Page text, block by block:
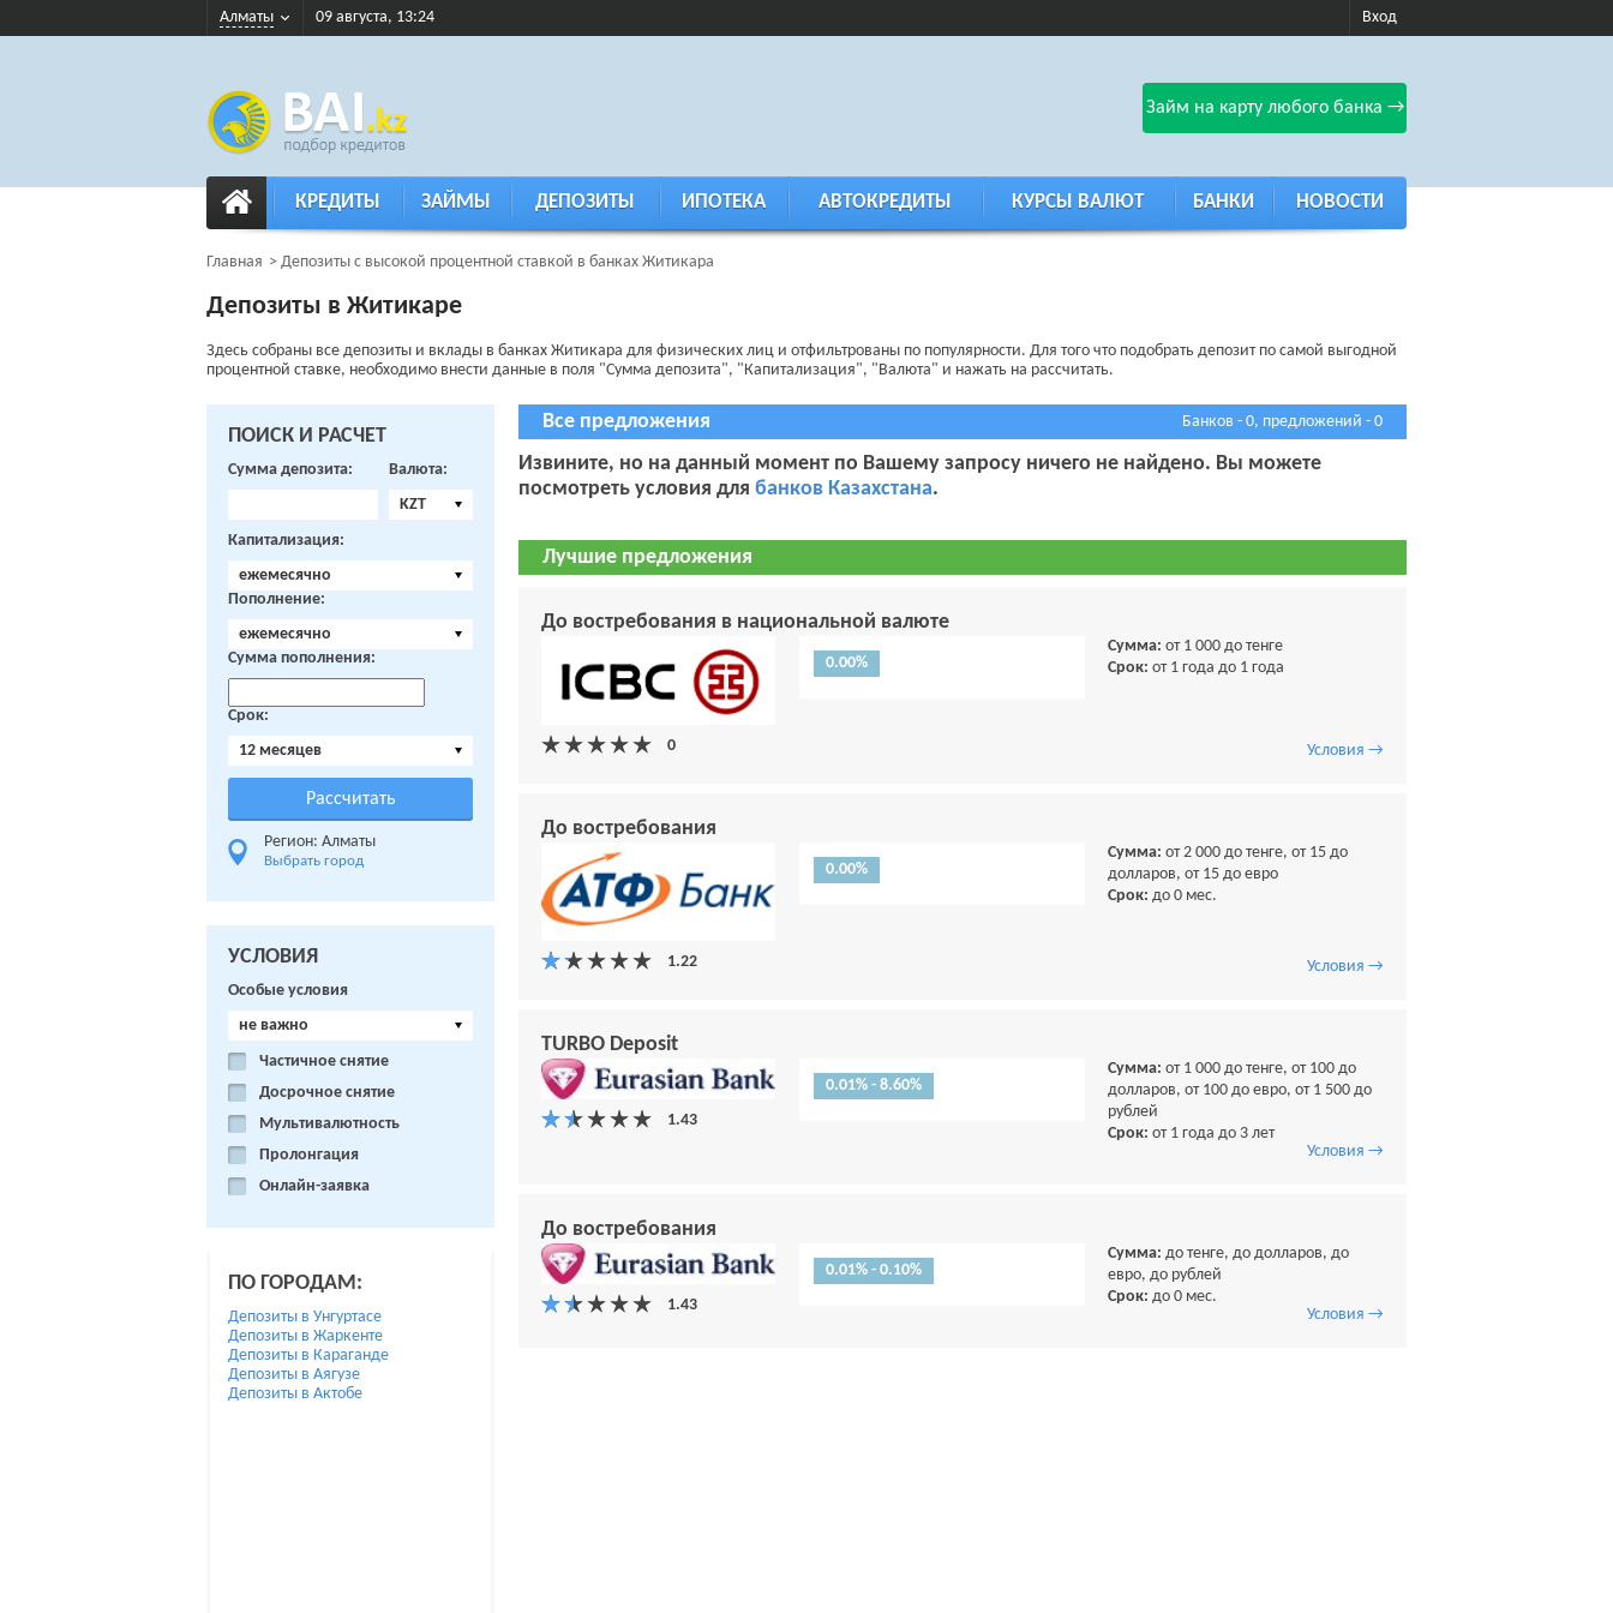
Алматы 09 августа, 13:24 Вход
Займ на карту любого банка →
КРЕДИТЫ ЗАЙМЫ ДЕПОЗИТЫ ИПОТЕКА АВТОКРЕДИТЫ КУРСЫ ВАЛЮТ БАНКИ НОВОСТИ
Главная Депозиты с высокой процентной ставкой в банках Житикара
Депозиты в Житикаре
Здесь собраны все депозиты и вклады в банках Житикара для физических лиц и отфильтрованы по популярности. Для того что подобрать депозит по самой выгодной
процентной ставке, необходимо внести данные в поля "Сумма депозита", "Капитализация", "Валюта" и нажать на рассчитать.
Все предложения Банков - 0, предложений - 0
Извините, но на данный момент по Вашему запросу ничего не найдено. Вы можете
посмотреть условия для банков Казахстана.
Лучшие предложения
До востребования в национальной валюте
0.00%
Сумма: от 1 000 до тенге
Срок: от 1 года до 1 года
Условия →
До востребования
0.00%
Сумма: от 2 000 до тенге, от 15 до
долларов, от 15 до евро
Срок: до 0 мес.
Условия →
TURBO Deposit
0.01% - 8.60%
Сумма: от 1 000 до тенге, от 100 до
долларов, от 100 до евро, от 1 500 до
рублей
Срок: от 1 года до 3 лет
Условия →
До востребования
0.01% - 0.10%
Сумма: до тенге, до долларов, до
евро, до рублей
Срок: до 0 мес.
Условия →
ПОИСК И РАСЧЕТ
Сумма депозита:
Валюта:
KZT
Капитализация:
ежемесячно
Пополнение:
ежемесячно
Сумма пополнения:
Срок:
12 месяцев
Регион: Алматы
Выбрать город
УСЛОВИЯ
Особые условия
не важно
Частичное снятие
Досрочное снятие
Мультивалютность
Пролонгация
Онлайн-заявка
ПО ГОРОДАМ:
Депозиты в Унгуртасе
Депозиты в Жаркенте
Депозиты в Караганде
Депозиты в Аягузе
Депозиты в Актобе